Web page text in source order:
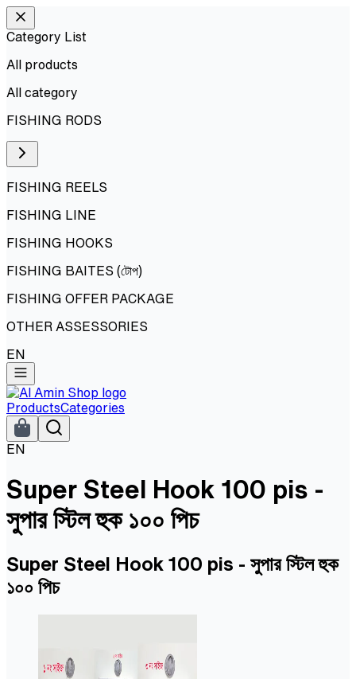
Category List
All products
All category
FISHING RODS
FISHING REELS
FISHING LINE
FISHING HOOKS
FISHING BAITES (টোপ)
FISHING OFFER PACKAGE
OTHER ASSESSORIES
EN
ProductsCategories
EN
Super Steel Hook 100 pis -
সুপার স্টিল হুক ১০০ পিচ
Super Steel Hook 100 pis - সুপার স্টিল হুক
১০০ পিচ